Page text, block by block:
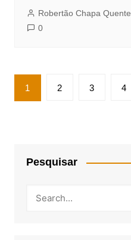
Robertão Chapa Quente
0
Paginação
de
1 2 3 4
Pesquisar